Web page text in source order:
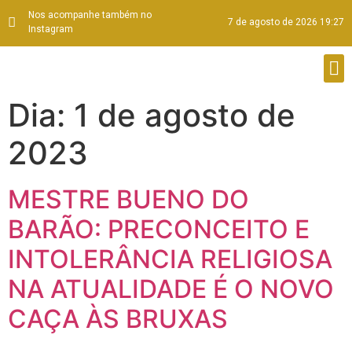
Nos acompanhe também no
Instagram
7 de agosto de 2026 19:27
Dia: 1 de agosto de
2023
MESTRE BUENO DO
BARÃO: PRECONCEITO E
INTOLERÂNCIA RELIGIOSA
NA ATUALIDADE É O NOVO
CAÇA ÀS BRUXAS